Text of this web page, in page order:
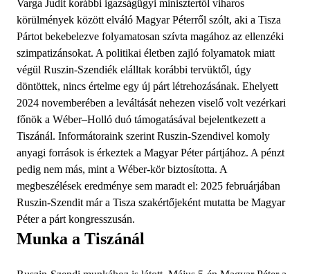
Varga Judit korábbi igazságügyi minisztertől viharos
körülmények között elváló Magyar Péterről szólt, aki a Tisza
Pártot bekebelezve folyamatosan szívta magához az ellenzéki
szimpatizánsokat. A politikai életben zajló folyamatok miatt
végül Ruszin-Szendiék elálltak korábbi tervüktől, úgy
döntöttek, nincs értelme egy új párt létrehozásának. Ehelyett
2024 novemberében a leváltását nehezen viselő volt vezérkari
főnök a Wéber–Holló duó támogatásával bejelentkezett a
Tiszánál. Informátoraink szerint Ruszin-Szendivel komoly
anyagi források is érkeztek a Magyar Péter pártjához. A pénzt
pedig nem más, mint a Wéber-kör biztosította. A
megbeszélések eredménye sem maradt el: 2025 februárjában
Ruszin-Szendit már a Tisza szakértőjeként mutatta be Magyar
Péter a párt kongresszusán.
Munka a Tiszánál